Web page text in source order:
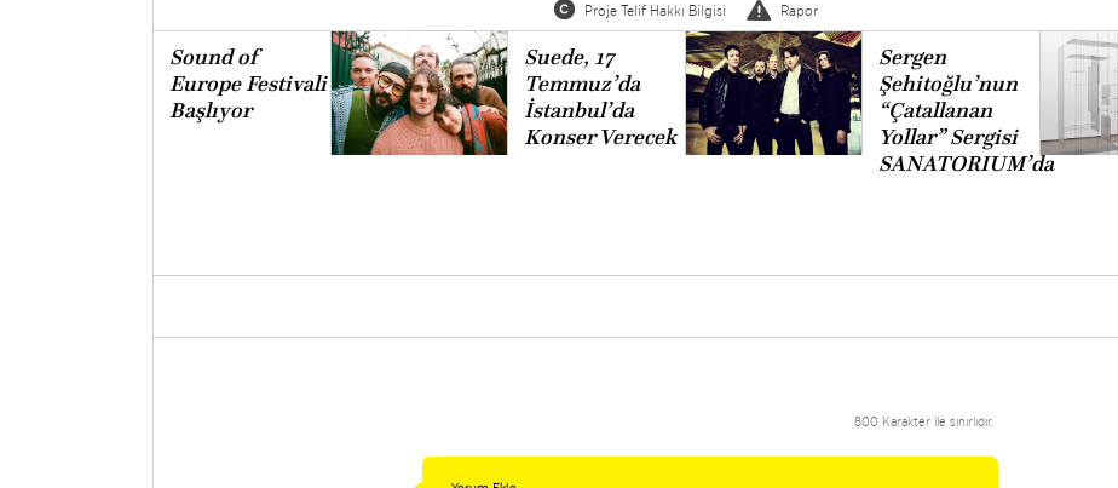
Proje Telif Hakkı Bilgisi Rapor
Sound of
Europe Festivali
Başlıyor
Suede, 17
Temmuz’da
İstanbul’da
Konser Verecek
Sergen
Şehitoğlu’nun
“Çatallanan
Yollar” Sergisi
SANATORIUM’da
800 Karakter ile sınırlıdır.